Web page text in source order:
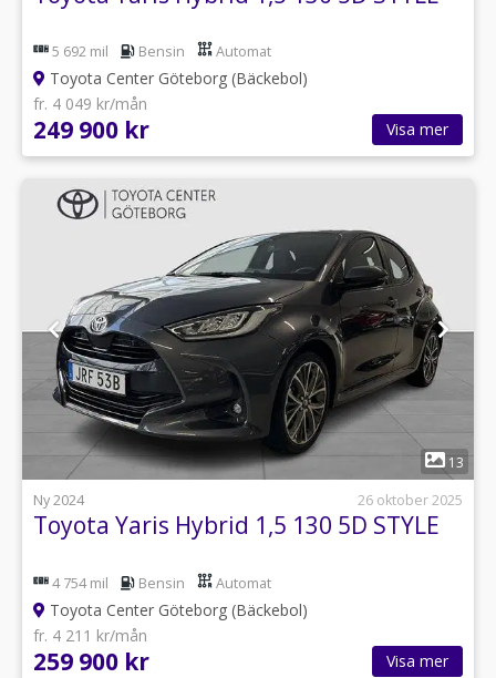
5 692 mil Bensin Automat
Toyota Center Göteborg (Bäckebol)
fr. 4 049 kr/mån
249 900 kr Visa mer
1
13
Ny 2024
26 oktober 2025
Toyota Yaris Hybrid 1,5 130 5D STYLE
4 754 mil Bensin Automat
Toyota Center Göteborg (Bäckebol)
fr. 4 211 kr/mån
259 900 kr Visa mer